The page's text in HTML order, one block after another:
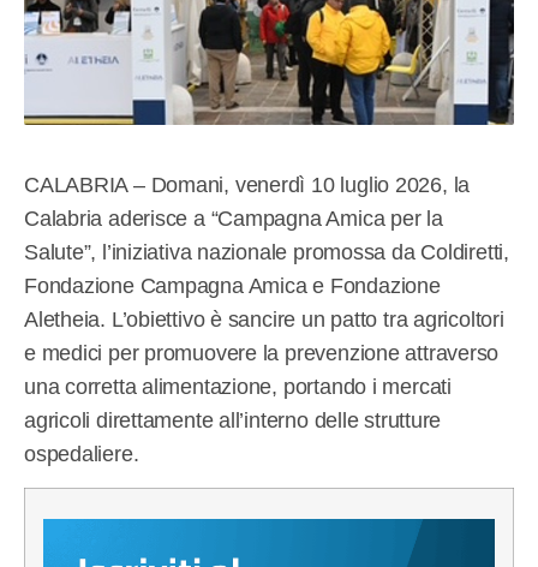
CALABRIA – Domani, venerdì 10 luglio 2026, la
Calabria aderisce a “Campagna Amica per la
Salute”, l’iniziativa nazionale promossa da Coldiretti,
Fondazione Campagna Amica e Fondazione
Aletheia. L’obiettivo è sancire un patto tra agricoltori
e medici per promuovere la prevenzione attraverso
una corretta alimentazione, portando i mercati
agricoli direttamente all’interno delle strutture
ospedaliere.